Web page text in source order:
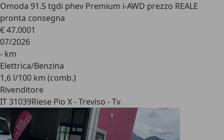
Omoda 91.5 tgdi phev Premium i-AWD prezzo REALE
pronta consegna
€ 47.0001
07/2026
- km
Elettrica/Benzina
1,6 l/100 km (comb.)
Rivenditore
IT 31039Riese Pio X - Treviso - Tv